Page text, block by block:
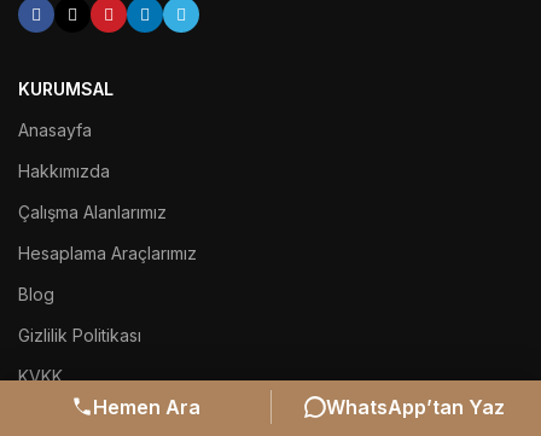
Hemen Ara WhatsApp’tan Yaz
KURUMSAL
Anasayfa
Hakkımızda
Çalışma Alanlarımız
Hesaplama Araçlarımız
Blog
Gizlilik Politikası
KVKK